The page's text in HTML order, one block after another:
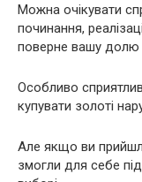
Можна очікувати
починання,
поверне вашу долю
Особливо
купувати золоті
Але якщо ви
змогли для себе